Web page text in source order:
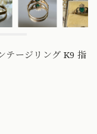
ージリング K9 指